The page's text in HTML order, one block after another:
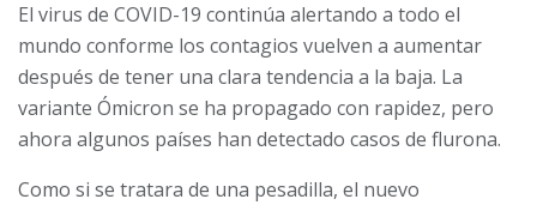
El virus de COVID-19 continúa alertando a todo el
mundo conforme los contagios vuelven a aumentar
después de tener una clara tendencia a la baja. La
variante Ómicron se ha propagado con rapidez, pero
ahora algunos países han detectado casos de flurona.
Como si se tratara de una pesadilla, el nuevo